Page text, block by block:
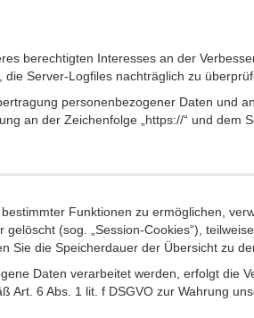
berechtigten Interesses an der
Server-Logfiles nachträglich zu
personenbezogener Daten und
an der Zeichenfolge „https://“ und dem
Funktionen zu ermöglichen,
(sog. „Session-Cookies“),
Sie die Speicherdauer der Übersicht zu
Daten verarbeitet werden, erfolgt die
Art. 6 Abs. 1 lit. f DSGVO zur Wahrung